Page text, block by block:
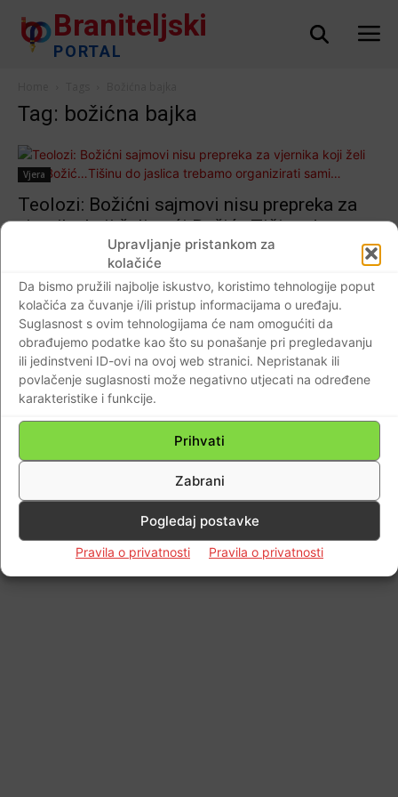
Upravljanje pristankom za
kolačiće
Da bismo pružili najbolje iskustvo, koristimo tehnologije poput
kolačića za čuvanje i/ili pristup informacijama o uređaju.
Suglasnost s ovim tehnologijama će nam omogućiti da
obrađujemo podatke kao što su ponašanje pri pregledavanju
ili jedinstveni ID-ovi na ovoj web stranici. Nepristanak ili
povlačenje suglasnosti može negativno utjecati na određene
karakteristike i funkcije.
Prihvati
Zabrani
Pogledaj postavke
Pravila o privatnosti Pravila o privatnosti
Braniteljski
PORTAL
Tag: božićna bajka
Vjera
Teolozi: Božićni sajmovi nisu prepreka za
vjernika koji želi naći Božić…Tišinu do
jaslica trebamo organizirati sami…
Impressum Kontaktirajte nas Pravila o privatnosti
© Newspaper WordPress Theme by TagDiv